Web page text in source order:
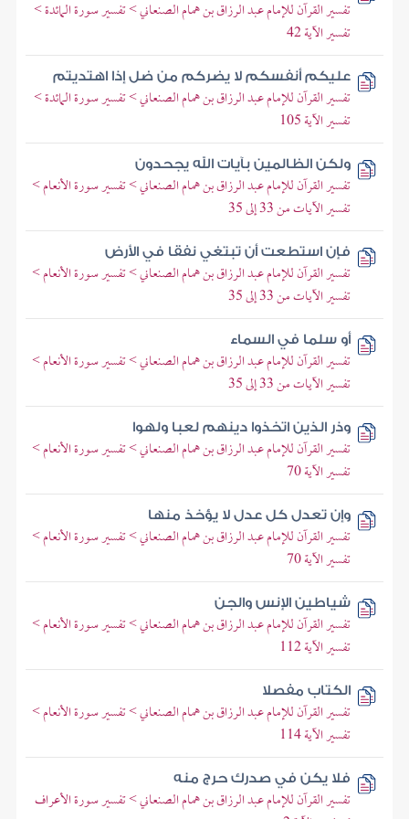
تفسير القرآن للإمام عبد الرزاق بن همام الصنعاني > تفسير سورة المائدة >
تفسير الآية 42
عليكم أنفسكم لا يضركم من ضل إذا اهتديتم
تفسير القرآن للإمام عبد الرزاق بن همام الصنعاني > تفسير سورة المائدة >
تفسير الآية 105
ولكن الظالمين بآيات الله يجحدون
تفسير القرآن للإمام عبد الرزاق بن همام الصنعاني > تفسير سورة الأنعام >
تفسير الآيات من 33 إلى 35
فإن استطعت أن تبتغي نفقا في الأرض
تفسير القرآن للإمام عبد الرزاق بن همام الصنعاني > تفسير سورة الأنعام >
تفسير الآيات من 33 إلى 35
أو سلما في السماء
تفسير القرآن للإمام عبد الرزاق بن همام الصنعاني > تفسير سورة الأنعام >
تفسير الآيات من 33 إلى 35
وذر الذين اتخذوا دينهم لعبا ولهوا
تفسير القرآن للإمام عبد الرزاق بن همام الصنعاني > تفسير سورة الأنعام >
تفسير الآية 70
وإن تعدل كل عدل لا يؤخذ منها
تفسير القرآن للإمام عبد الرزاق بن همام الصنعاني > تفسير سورة الأنعام >
تفسير الآية 70
شياطين الإنس والجن
تفسير القرآن للإمام عبد الرزاق بن همام الصنعاني > تفسير سورة الأنعام >
تفسير الآية 112
الكتاب مفصلا
تفسير القرآن للإمام عبد الرزاق بن همام الصنعاني > تفسير سورة الأنعام >
تفسير الآية 114
فلا يكن في صدرك حرج منه
تفسير القرآن للإمام عبد الرزاق بن همام الصنعاني > تفسير سورة الأعراف